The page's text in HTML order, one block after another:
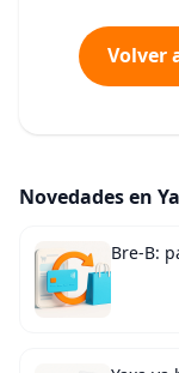
Volver
Novedades en
Bre-B: